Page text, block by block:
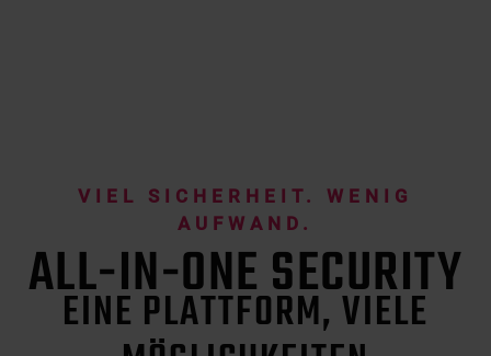
VIEL SICHERHEIT. WENIG
AUFWAND.
ALL-IN-ONE SECURITY
EINE PLATTFORM, VIELE